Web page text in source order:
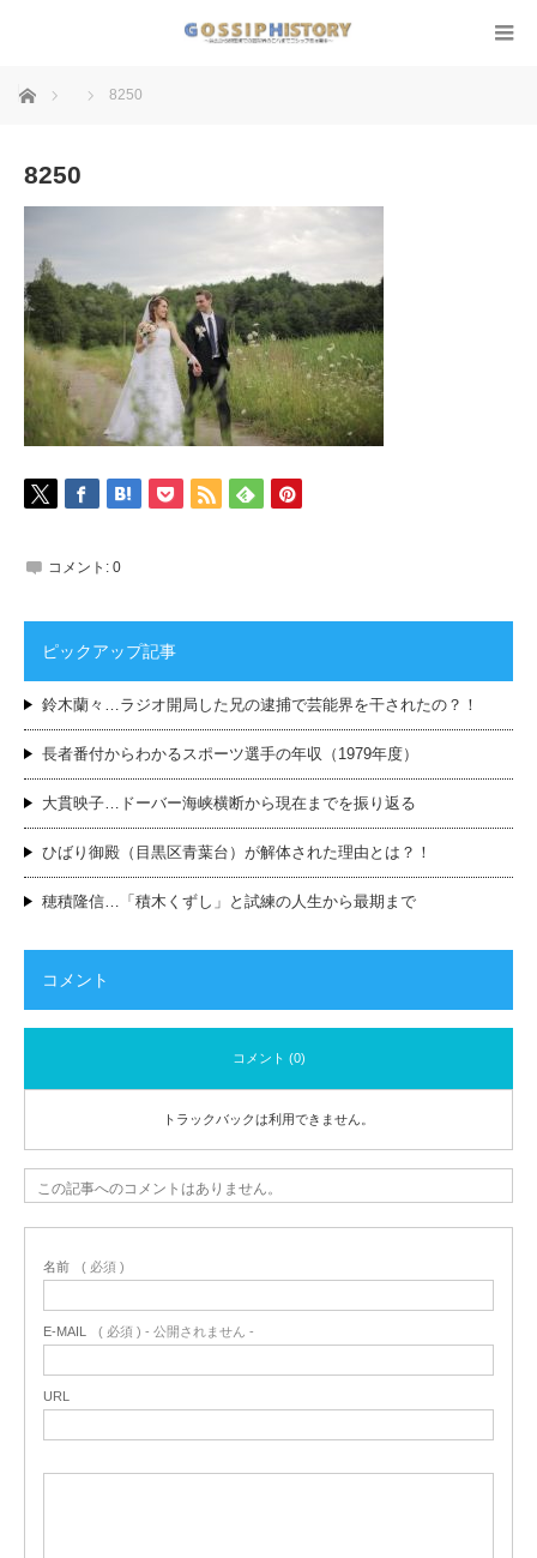
ホーム 8250
8250
コメント: 0
ピックアップ記事
鈴木蘭々…ラジオ開局した兄の逮捕で芸能界を干されたの？！
長者番付からわかるスポーツ選手の年収（1979年度）
大貫映子…ドーバー海峡横断から現在までを振り返る
ひばり御殿（目黒区青葉台）が解体された理由とは？！
穂積隆信…「積木くずし」と試練の人生から最期まで
コメント
コメント (0)
トラックバックは利用できません。
この記事へのコメントはありません。
名前 ( 必須 )
E-MAIL ( 必須 ) - 公開されません -
URL